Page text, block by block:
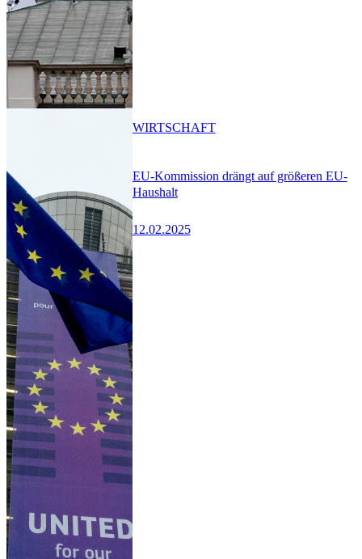
EU-Kommission drängt auf größeren EU-
Haushalt
12.02.2025
WIRTSCHAFT